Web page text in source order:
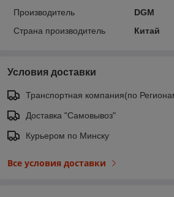
Производитель
DGM
Страна производитель
Китай
Условия доставки
Транспортная компания(по
Доставка "Самовывоз"
Курьером по Минску
Все условия доставки